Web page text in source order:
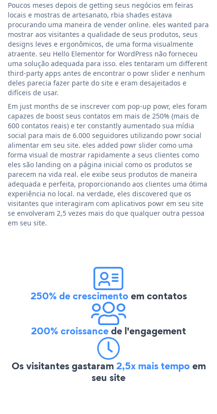
Poucos meses depois de getting seus negócios em feiras
locais e mostras de artesanato, rbia shades estava
procurando uma maneira de vender online. eles wanted para
mostrar aos visitantes a qualidade de seus produtos, seus
designs leves e ergonômicos, de uma forma visualmente
atraente. seu Hello Elementor for WordPress não forneceu
uma solução adequada para isso. eles tentaram um different
third-party apps antes de encontrar o powr slider e nenhum
deles parecia fazer parte do site e eram desajeitados e
difíceis de usar.
Em just months de se inscrever com pop-up powr, eles foram
capazes de boost seus contatos em mais de 250% (mais de
600 contatos reais) e ter constantly aumentado sua mídia
social para mais de 6.000 seguidores utilizando powr social
alimentar em seu site. eles added powr slider como uma
forma visual de mostrar rapidamente a seus clientes como
eles são landing on a página inicial como os produtos se
parecem na vida real. ele exibe seus produtos de maneira
adequada e perfeita, proporcionando aos clientes uma ótima
experiência no local. na verdade, eles discovered que os
visitantes que interagiram com aplicativos powr em seu site
se envolveram 2,5 vezes mais do que qualquer outra pessoa
em seu site.
250% de crescimentoem contatos
200% croissancede l'engagement
Os visitantes gastaram2,5x mais tempoem
seu site